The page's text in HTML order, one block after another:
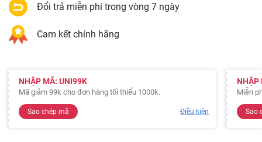
Đổi trả miễn phí trong vòng 7 ngày
Cam kết chính hãng
NHẬP MÃ: UNI99K
Mã giảm 99k cho đơn hàng tối thiểu 1000k.
Sao chép mã Điều kiện
NHẬP
Miễn
Sao